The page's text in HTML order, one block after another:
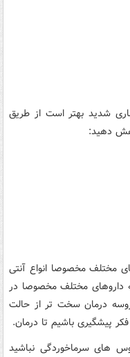
شدید بهتر است از طریق
دهید:
مختلف مخصوصا انواع آنتی
داروهای مختلف مخصوصا در
درمان سخت تر از حالت
پیشگیری باشیم تا درمان.
های سرماخوردگی نباشید